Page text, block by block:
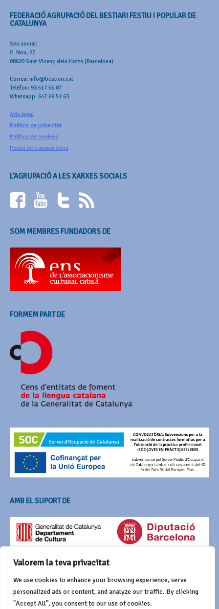
Valorem la teva privacitat
We use cookies to enhance your browsing experience, serve
personalized ads or content, and analyze our traffic. By clicking
"Accept All", you consent to our use of cookies.
FEDERACIÓ AGRUPACIÓ DEL BESTIARI FESTIU I POPULAR DE
CATALUNYA
Seu social:
C. Nou, 27
08620 Sant Vicenç dels Horts (Barcelona)
Correu: info@bestiari.cat
Telèfon: 93 517 55 87
Whatsapp: 647 69 52 63
Avís legal
Política de privacitat
Política de cookies
Portal de transparència
L’AGRUPACIÓ A LES XARXES SOCIALS
SOM MEMBRES FUNDADORS DE
FORMEM PART DE
AMB EL SUPORT DE